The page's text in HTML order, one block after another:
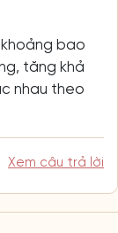
bao
tăng khả
nhau theo
Xem câu trả lời